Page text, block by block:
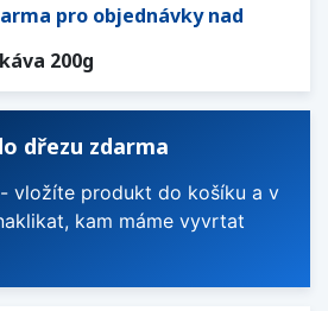
pro objednávky nad
200g
dřezu zdarma
vložíte produkt do košíku a v
kam máme vyvrtat